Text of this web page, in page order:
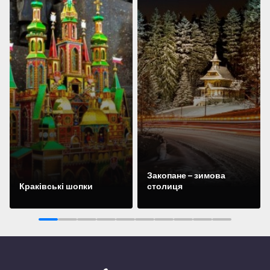
Краківські шопки
Подивіться
Закопане – зимова
столиця
Подивіться
1 2 3 4 5 6 7 8 9 10